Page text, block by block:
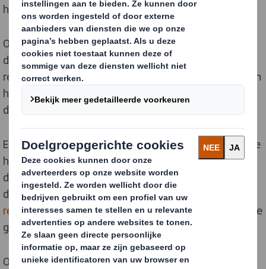
handelen in ons dagelijks leven.
Of het nu in de badkamer, de keuken, het kantoor of in
de buitenlucht is, eenvoudige handelingen om meer te
recyclen kunnen een echt verschil maken om te bepalen
hoe we de schaarse bronnen van onze planeet
duurzamer beheren .
Echter, er bestaat nog steeds veel verwarring over hoe
het beste te recyclen. Bij DS Smith beheren we meer
dan 5.500.000 ton materiaal per jaar, dus als een van
de toonaangevende geïntegreerdeverpakkings- en
recyclingbedrijvenin Europa, hebben we onze expertise
goed gebruikt.
Om ervoor te zorgen dat papiervezels die gerecycled